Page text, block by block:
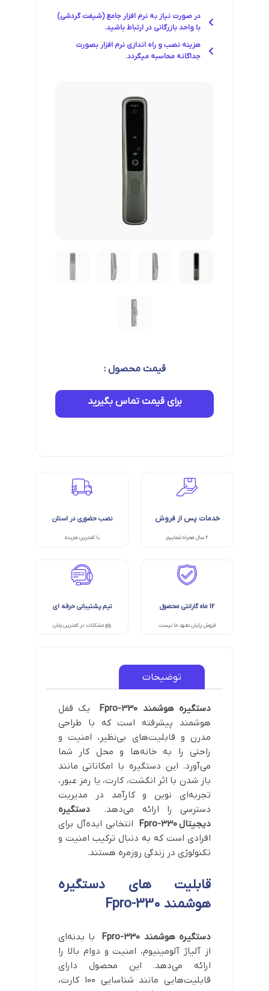
قیمت محصول :
برای قیمت تماس بگیرید
در صورت نیاز به نرم افزار جامع (شیفت گردشی)
با واحد بازرگانی در ارتباط باشید.
هزینه نصب و راه اندازی نرم افزار بصورت
جداگانه محاسبه میگردد.
خدمات پس از فروش
2 سال همراه شماییم
نصب حضوری در استان
با کمترین هزینه
12 ماه گارانتی محصول
فروش پایان تعهد ما نیست
تیم پشتیبانی حرفه ای
رفع مشکلات در کمترین زمان
توضیحات
دستگیره هوشمند Fpro-330
یک قفل
هوشمند پیشرفته است که با طراحی
مدرن و قابلیت‌های بی‌نظیر، امنیت و
راحتی را به خانه‌ها و محل کار شما
می‌آورد. این دستگیره با امکاناتی مانند
باز شدن با اثر انگشت، کارت، یا رمز عبور،
تجربه‌ای نوین و کارآمد در مدیریت
دسترسی را ارائه می‌دهد.دستگیره
دیجیتالFpro-330 انتخابی ایده‌آل برای
افرادی است که به دنبال ترکیب امنیت و
تکنولوژی در زندگی روزمره هستند.
قابلیت های دستگیره
هوشمند Fpro-330
دستگیره هوشمند Fpro-330
با بدنه‌ای
از آلیاژ آلومینیوم، امنیت و دوام بالا را
ارائه می‌دهد. این محصول دارای
قابلیت‌هایی مانند شناسایی 100 کارت،